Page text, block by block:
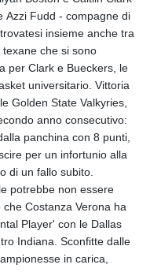
Azzi Fudd - compagne di
insieme anche tra
che si sono
per Clark e Bueckers, le
universitario. Vittoria
Golden State Valkyries,
anno consecutivo:
panchina con 8 punti,
per un infortunio alla
di un fallo subito.
potrebbe non essere
Costanza Verona ha
Player' con le Dallas
Indiana. Sconfitte dalle
in carica,